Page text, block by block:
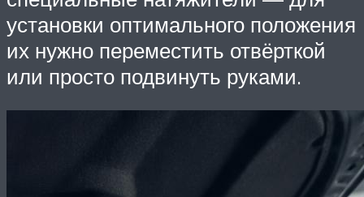
установки оптимального положения
их нужно переместить отвёрткой
или просто подвинуть руками.